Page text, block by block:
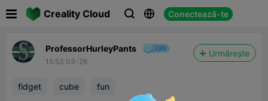
Creality Cloud   Conectează-te
ProfessorHurleyPants
15:53 03-26
Urmărește
fidget cube fun